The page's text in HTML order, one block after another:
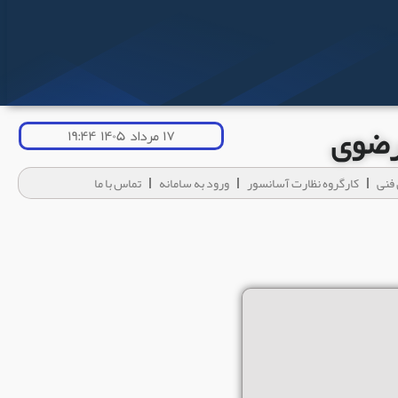
۱۷ مرداد ۱۴۰۵ ۱۹:۴۴
کارگروه نظارت آسانسور ورود به سامانه تماس با ما